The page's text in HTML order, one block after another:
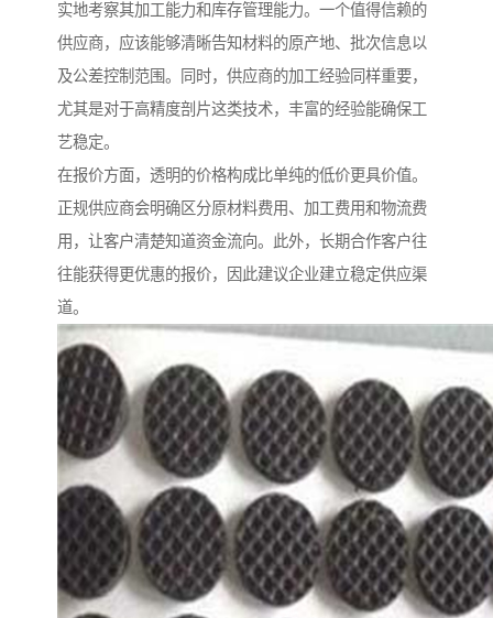
实地考察其加工能力和库存管理能力。一个值得信赖的
供应商，应该能够清晰告知材料的原产地、批次信息以
及公差控制范围。同时，供应商的加工经验同样重要，
尤其是对于高精度剖片这类技术，丰富的经验能确保工
艺稳定。
在报价方面，透明的价格构成比单纯的低价更具价值。
正规供应商会明确区分原材料费用、加工费用和物流费
用，让客户清楚知道资金流向。此外，长期合作客户往
往能获得更优惠的报价，因此建议企业建立稳定供应渠
道。